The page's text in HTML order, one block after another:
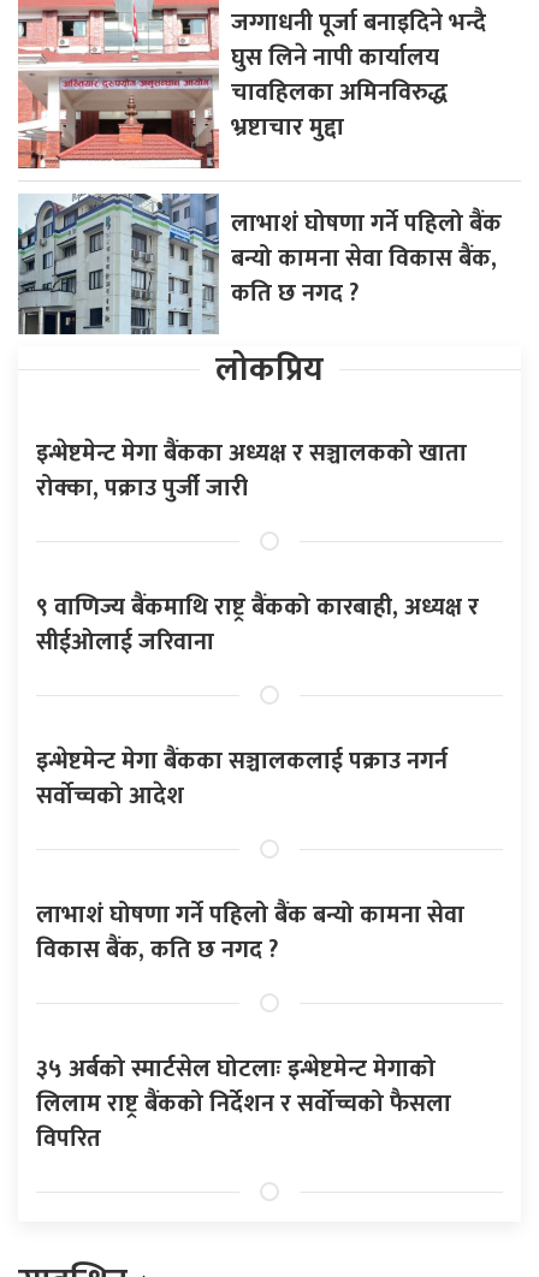
जग्गाधनी पूर्जा बनाइदिने भन्दै
घुस लिने नापी कार्यालय
चावहिलका अमिनविरुद्ध
भ्रष्टाचार मुद्दा
लाभाशं घोषणा गर्ने पहिलो बैंक
बन्यो कामना सेवा विकास बैंक,
कति छ नगद ?
लोकप्रिय
इन्भेष्टमेन्ट मेगा बैंकका अध्यक्ष र सञ्चालकको खाता
रोक्का, पक्राउ पुर्जी जारी
९ वाणिज्य बैंकमाथि राष्ट्र बैंकको कारबाही, अध्यक्ष र
सीईओलाई जरिवाना
इन्भेष्टमेन्ट मेगा बैंकका सञ्चालकलाई पक्राउ नगर्न
सर्वोच्चको आदेश
लाभाशं घोषणा गर्ने पहिलो बैंक बन्यो कामना सेवा
विकास बैंक, कति छ नगद ?
३५ अर्बको स्मार्टसेल घोटलाः इन्भेष्टमेन्ट मेगाको
लिलाम राष्ट्र बैंकको निर्देशन र सर्वोच्चको फैसला
विपरित